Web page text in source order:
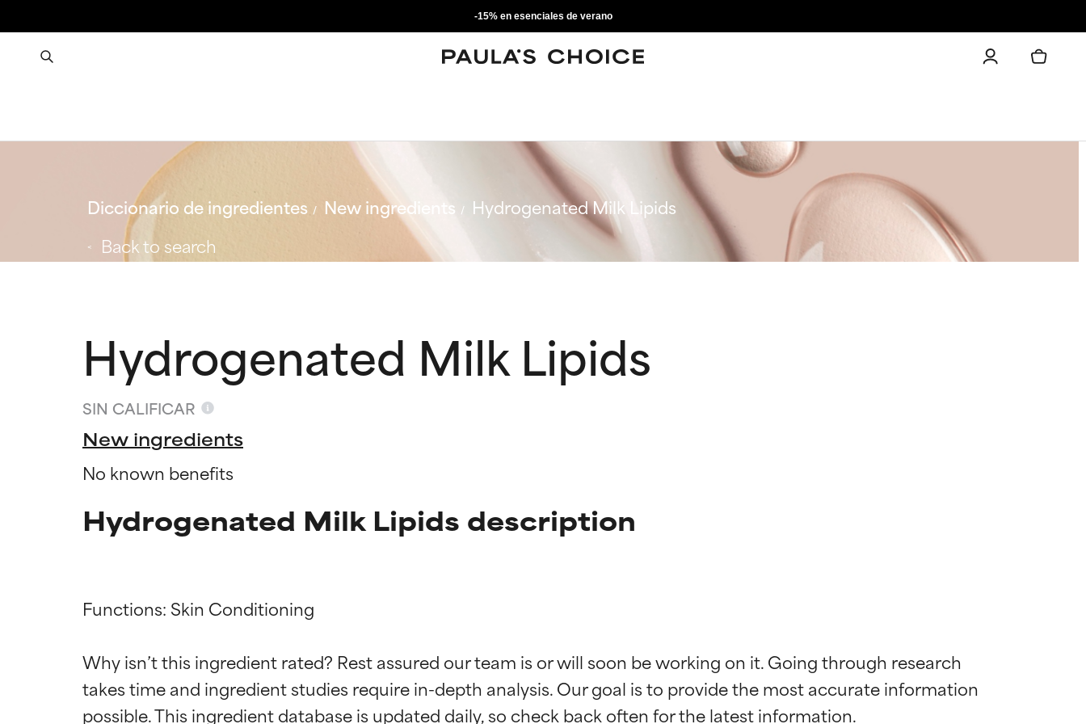
-15% en esenciales de verano
Diccionario de ingredientes New ingredients
Hydrogenated Milk Lipids
Back to search
Hydrogenated Milk Lipids
SIN CALIFICAR
New ingredients
No known benefits
Hydrogenated Milk Lipids description
Functions: Skin Conditioning
Why isn’t this ingredient rated? Rest assured our team is or will soon be working on it. Going through research
takes time and ingredient studies require in-depth analysis. Our goal is to provide the most accurate information
EXCELENTE
Ingrediente sobresaliente con beneficios reales para la piel. Su eficacia está demostrada y
EXCELENTE
Ingrediente sobresaliente con beneficios reales para la piel. Su eficacia está demostrada y